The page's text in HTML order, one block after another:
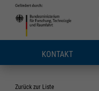
KONTAKT
Zurück zur Liste